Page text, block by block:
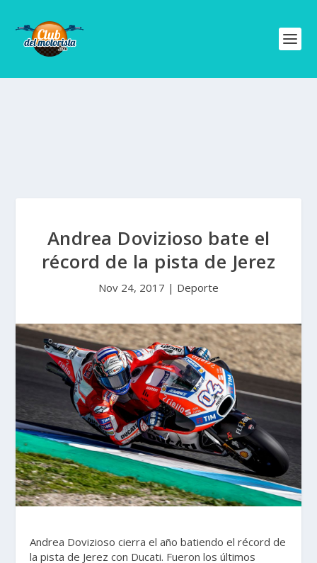
Andrea Dovizioso bate el
récord de la pista de Jerez
Nov 24, 2017 | Deporte
Andrea Dovizioso cierra el año batiendo el récord de
la pista de Jerez con Ducati. Fueron los últimos